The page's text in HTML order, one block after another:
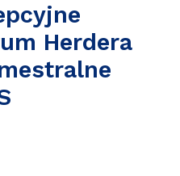
Herdera